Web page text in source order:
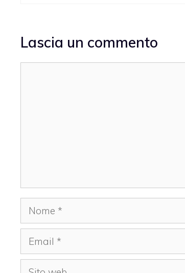
Lascia un commento
Nome
Email
Sito